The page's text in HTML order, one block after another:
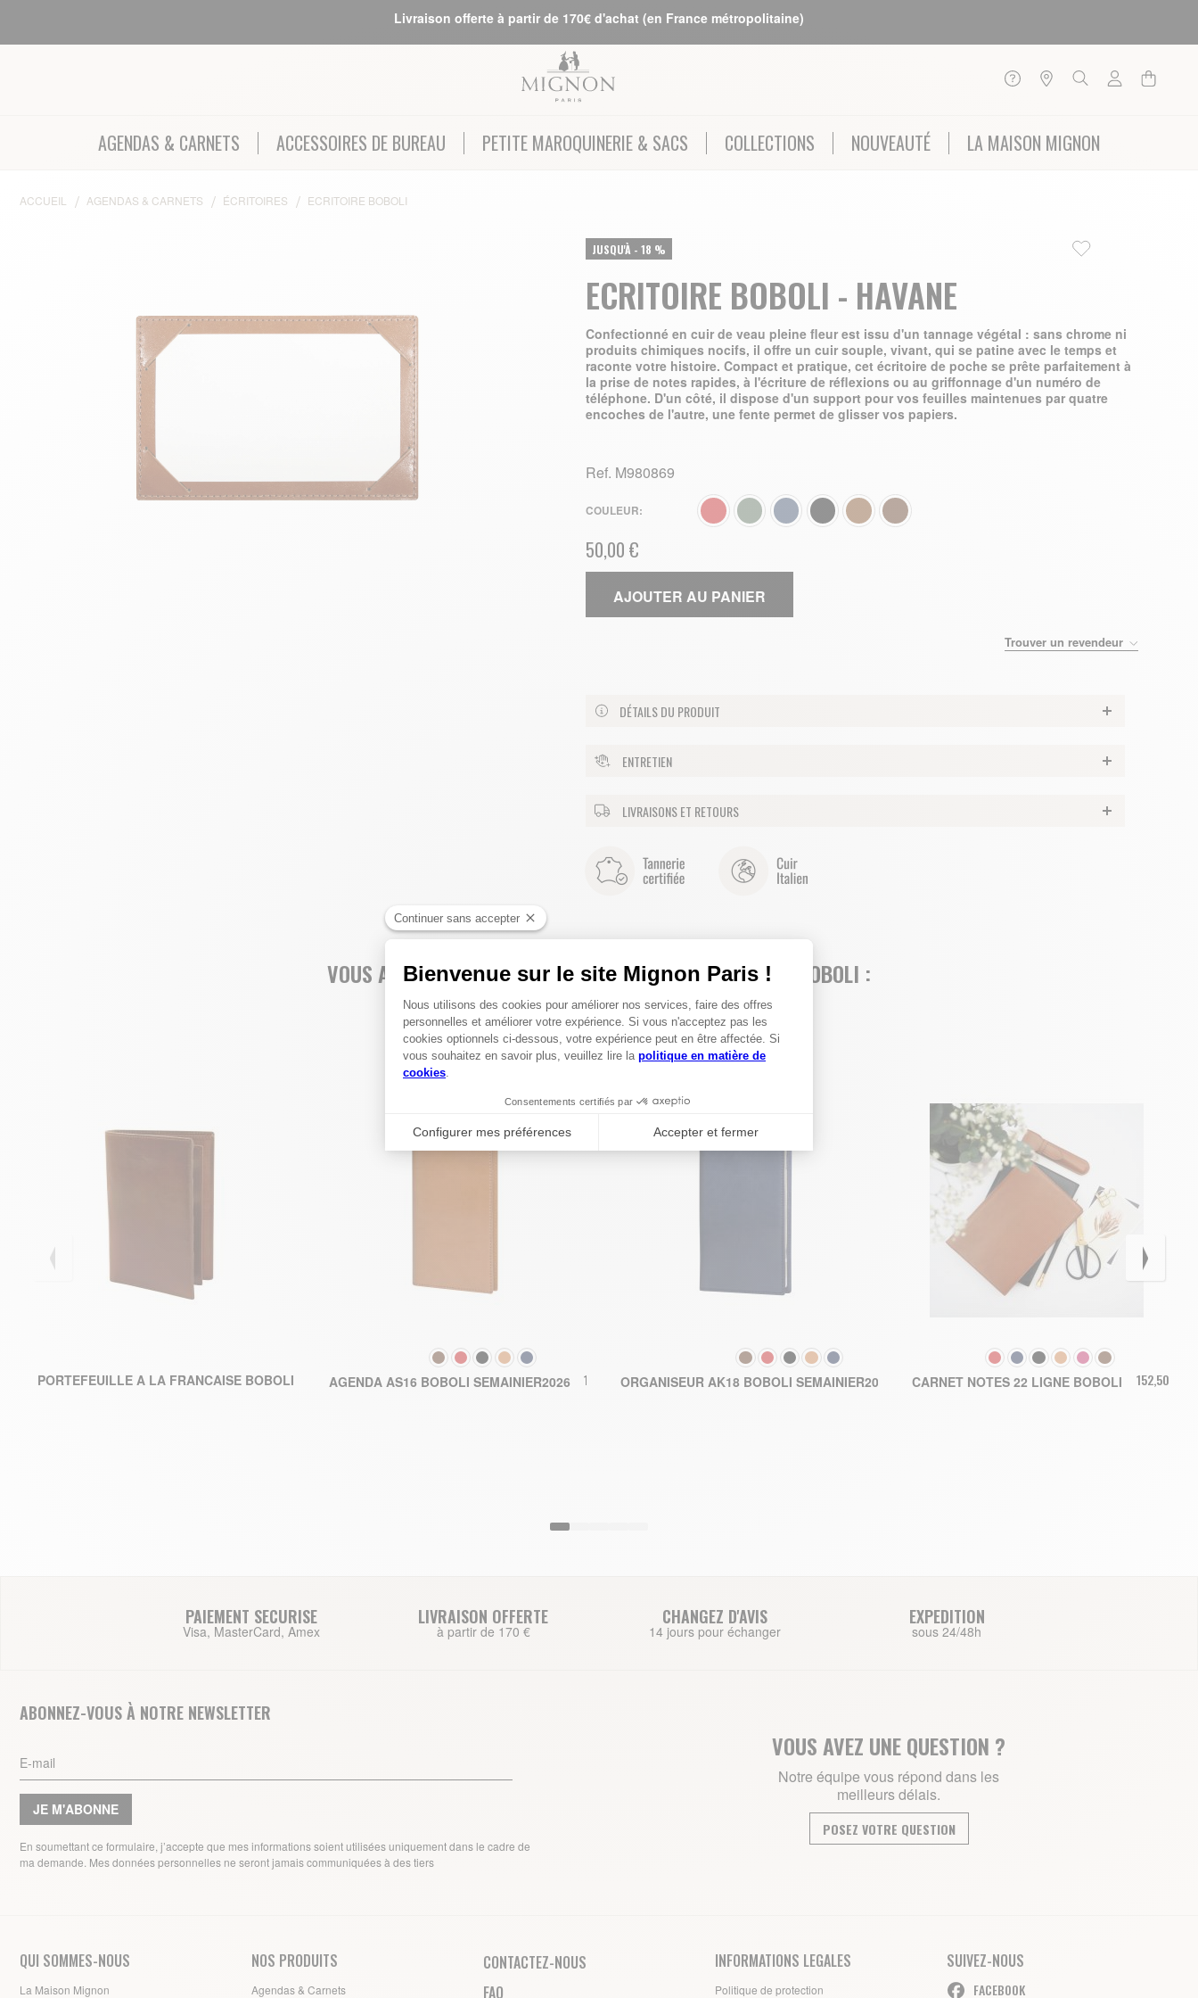
Livraison offerte à partir de 170€ d'achat (en France métropolitaine)
AGENDAS & CARNETS ACCESSOIRES DE BUREAU PETITE MAROQUINERIE & SACS COLLECTIONS NOUVEAUTÉ LA MAISON MIGNON
ACCUEIL AGENDAS & CARNETS ÉCRITOIRES ECRITOIRE BOBOLI
JUSQU'À - 18 %
ECRITOIRE BOBOLI - HAVANE
Confectionné en cuir de veau pleine fleur est issu d'un tannage végétal : sans chrome ni
produits chimiques nocifs, il offre un cuir souple, vivant, qui se patine avec le temps et
raconte votre histoire. Compact et pratique, cet écritoire de poche se prête parfaitement à
la prise de notes rapides, à l'écriture de réflexions ou au griffonnage d'un numéro de
téléphone. D'un côté, il dispose d'un support pour vos feuilles maintenues par quatre
encoches de l'autre, une fente permet de glisser vos papiers.
Ref. M980869
COULEUR
50,00 €
AJOUTER AU PANIER
Trouver un revendeur
DÉTAILS DU PRODUIT
ENTRETIEN
LIVRAISONS ET RETOURS
VOUS AIMEREZ AUSSI CES PRODUITS DE LA COLLECTION BOBOLI :
PORTEFEUILLE A LA FRANCAISE BOBOLI 164,50 €
COULEUR
AGENDA AS16 BOBOLI SEMAINIER2026 160,50 €
COULEUR
ORGANISEUR AK18 BOBOLI SEMAINIER2026 191,40 €
COULEUR
CARNET NOTES 22 LIGNE BOBOLI 152,50 €
PAIEMENT SECURISE
Visa, MasterCard, Amex
LIVRAISON OFFERTE
à partir de 170 €
CHANGEZ D'AVIS
14 jours pour échanger
EXPEDITION
sous 24/48h
ABONNEZ-VOUS À NOTRE NEWSLETTER
JE M'ABONNE
En soumettant ce formulaire, j’accepte que mes informations soient utilisées uniquement dans le cadre de
ma demande. Mes données personnelles ne seront jamais communiquées à des tiers
VOUS AVEZ UNE QUESTION ?
Notre équipe vous répond dans les
meilleurs délais.
POSEZ VOTRE QUESTION
QUI SOMMES-NOUS
La Maison Mignon
NOS PRODUITS
Agendas & Carnets
CONTACTEZ-NOUS
FAQ
INFORMATIONS LEGALES
Politique de protection
SUIVEZ-NOUS
FACEBOOK